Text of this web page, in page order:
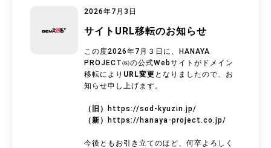
2026年7月3日
サイトURL移転のお知らせ
この度2026年7月３日に、HANAYA
PROJECT㈱の公式Webサイトがドメイン
移転により URL変更 となりましたので、お
知らせ申し上げます。
（旧）
https://sod-kyuzin.jp/
（新）
https://hanaya-project.co.jp/
今後ともお引き立てのほど、何卒よろしく